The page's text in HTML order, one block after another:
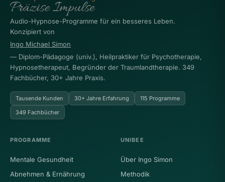
Audio-Hypnose-Programme für ein besseres Leben.
Konzipiert von
Ingo Michael Simon
— Diplom-Pädagoge (univ.), Heilpraktiker für Psychotherapie,
Hypnosetherapeut, Begründer der Traumlandtherapie. 349
Fachbücher, 30+ Jahre Praxis.
Tausende Kunden 30+ Jahre Erfahrung
115 Programme
349 Fachbücher
PROGRAMME
Mentale Gesundheit
Abnehmen & Ernährung
UNIBEE
Über Ingo Simon
Methodik